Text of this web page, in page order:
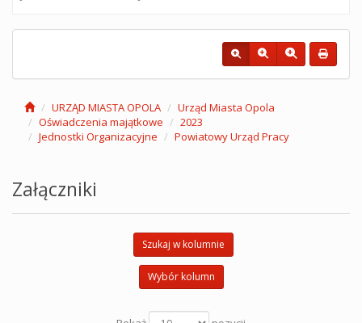
URZĄD MIASTA OPOLA
Urząd Miasta Opola
Oświadczenia majątkowe
2023
Jednostki Organizacyjne
Powiatowy Urząd Pracy
Załączniki
Szukaj w kolumnie
Wybór kolumn